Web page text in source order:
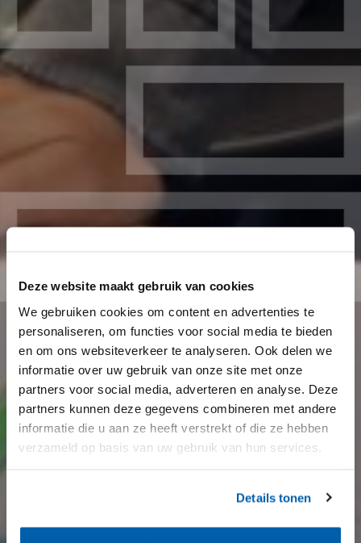
Deze website maakt gebruik van cookies
We gebruiken cookies om content en advertenties te
personaliseren, om functies voor social media te bieden
en om ons websiteverkeer te analyseren. Ook delen we
informatie over uw gebruik van onze site met onze
partners voor social media, adverteren en analyse. Deze
partners kunnen deze gegevens combineren met andere
informatie die u aan ze heeft verstrekt of die ze hebben
verzameld op basis van uw gebruik van hun services.
Details tonen